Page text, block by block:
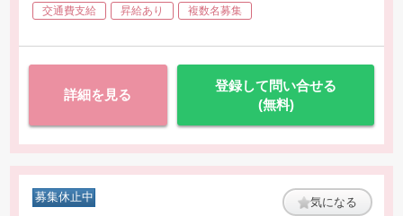
・MRI
交通費支給 昇給あり 複数名募集
詳細を見る
登録して問い合せる
(無料)
募集休止中 気になる